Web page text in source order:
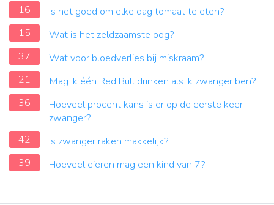
16
Is het goed om elke dag tomaat te eten?
15
Wat is het zeldzaamste oog?
37
Wat voor bloedverlies bij miskraam?
21
Mag ik één Red Bull drinken als ik zwanger ben?
36
Hoeveel procent kans is er op de eerste keer
zwanger?
42
Is zwanger raken makkelijk?
39
Hoeveel eieren mag een kind van 7?